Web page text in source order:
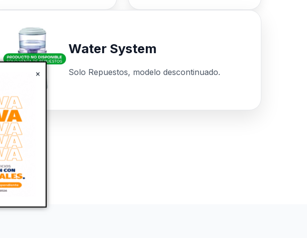
×
Water System
Solo Repuestos, modelo descontinuado.